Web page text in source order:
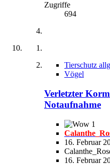
Zugriffe
694
Tierschutz
Vögel
Verletzter
Notaufnahme
1
16. Februar
16. Februar